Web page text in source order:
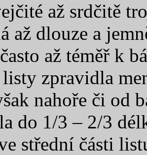
až srdčitě
až dlouze a
až téměř k
zpravidla
nahoře či od
do 1/3 – 2/3
střední části